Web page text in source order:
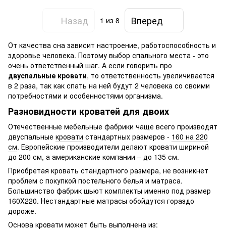
Назад 1 из 8 Вперед
От качества сна зависит настроение, работоспособность и
здоровье человека. Поэтому выбор спального места - это
очень ответственный шаг. А если говорить про
двуспальные кровати, то ответственность увеличивается
в 2 раза, так как спать на ней будут 2 человека со своими
потребностями и особенностями организма.
Разновидности кроватей для двоих
Отечественные мебельные фабрики чаще всего производят
двуспальные кровати стандартных размеров - 160 на 220
см. Европейские производители делают кровати шириной
до 200 см, а американские компании – до 135 см.
Приобретая кровать стандартного размера, не возникнет
проблем с покупкой постельного белья и матраса.
Большинство фабрик шьют комплекты именно под размер
160Х220. Нестандартные матрасы обойдутся гораздо
дороже.
Основа кровати может быть выполнена из: